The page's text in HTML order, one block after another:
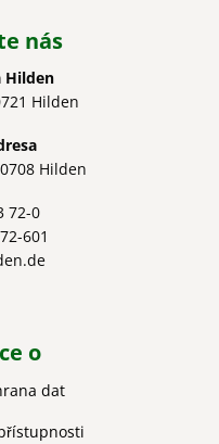
nás
Hilden
Hilden
Hilden
72-0
601
o
dat